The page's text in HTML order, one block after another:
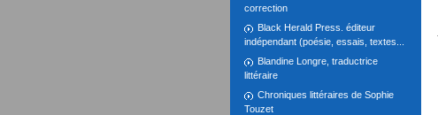
correction
Black Herald Press. éditeur
indépendant (poésie, essais, textes...
Blandine Longre, traductrice
littéraire
Chroniques littéraires de Sophie
Touzet